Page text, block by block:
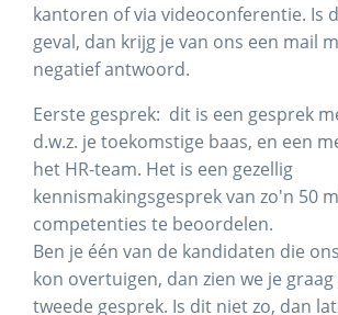
kantoren of via videoconferentie. Is
geval, dan krijg je van ons een mail
negatief antwoord.
Eerste gesprek: dit is een gesprek
d.w.z. je toekomstige baas, en een
het HR-team. Het is een gezellig
kennismakingsgesprek van zo'n 50
competenties te beoordelen.
Ben je één van de kandidaten die
kon overtuigen, dan zien we je
tweede gesprek. Is dit niet zo, dan